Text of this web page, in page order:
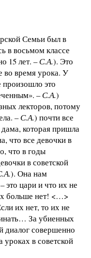
Семьи был в
в восьмом классе
15 лет. –С.А.). Это
во время урока. У
это
–С.А.)
лекторов, потому
–С.А.) почти все
которая пришла
что все девочки в
что в годы
в советской
). Она нам
это цари и что их не
больше нет! <…>
их нет, то их не
За убиенных
диалог совершенно
уроках в советской